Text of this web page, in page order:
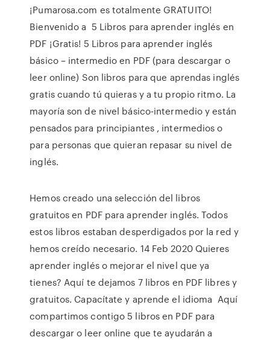
¡Pumarosa.com es totalmente GRATUITO!
Bienvenido a 5 Libros para aprender inglés en
PDF ¡Gratis! 5 Libros para aprender inglés
básico – intermedio en PDF (para descargar o
leer online) Son libros para que aprendas inglés
gratis cuando tú quieras y a tu propio ritmo. La
mayoría son de nivel básico-intermedio y están
pensados para principiantes , intermedios o
para personas que quieran repasar su nivel de
inglés.
Hemos creado una selección del libros
gratuitos en PDF para aprender inglés. Todos
estos libros estaban desperdigados por la red y
hemos creído necesario. 14 Feb 2020 Quieres
aprender inglés o mejorar el nivel que ya
tienes? Aquí te dejamos 7 libros en PDF libres y
gratuitos. Capacítate y aprende el idioma Aquí
compartimos contigo 5 libros en PDF para
descargar o leer online que te ayudarán a